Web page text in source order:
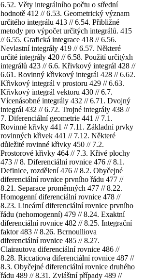
6.52. Věty integrálního počtu o střední
hodnotě 412 // 6.53. Geometrický význam
určitého integrálu 413 // 6.54. Přibližné
metody pro výpočet určitých integrálů. 415
// 6.55. Grafická integrace 418 // 6.56.
Nevlastní integrály 419 // 6.57. Některé
určité integrály 420 // 6.58. Použití určitýxh
integrálů 423 // 6.6. Křivkový integrál 428 //
6.61. Rovinný křivkový integrál 428 // 6.62.
Křivkový integrál v prostoru 429 // 6.63.
Křivkový integrál vektoru 430 // 6.7.
Vícenásobné integrály 432 // 6.71. Dvojný
integrál 432 // 6.72. Trojné integrály 438 //
7. Diferenciální geometrie 441 // 7.1.
Rovinné křivky 441 // 7.11. Základní prvky
rovinných křivek 441 // 7.12. Některé
důležité rovinné křivky 450 // 7.2.
Prostorové křivky 464 // 7.3. Křivé plochy
473 // 8. Diferenciální rovnice 476 // 8.1.
Definice, rozdělení 476 // 8.2. Obyčejné
diferenciální rovnice prvního řádu 477 //
8.21. Separace proměnných 477 // 8.22.
Homogenní diferenciální rovnice 478 //
8.23. Lineární diferenciální rovnice prvního
řádu (nehomogenní) 479 // 8.24. Exaktní
diferenciální rovnice 482 // 8.25. Integrační
faktor 483 // 8.26. Bcrnoulliova
diferenciální rovnice 485 // 8.27.
Clairautova diferenciální rovnice 486 //
8.28. Riccatiova diferenciální rovnice 487 //
8.3. Obyčejné diferenciální rovnice druhého
řádu 489 // 8.31. Zvláštní případy 489 //